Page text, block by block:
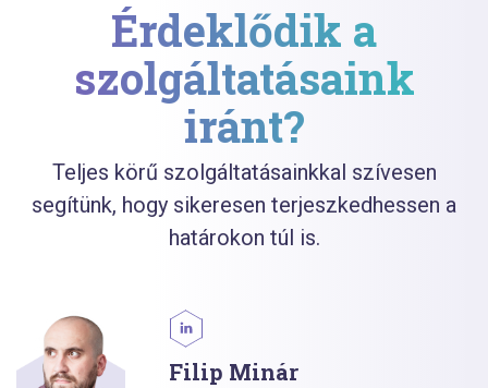
Érdeklődik a
szolgáltatásaink
iránt?
Teljes körű szolgáltatásainkkal szívesen
segítünk, hogy sikeresen terjeszkedhessen a
határokon túl is.
Filip Minár